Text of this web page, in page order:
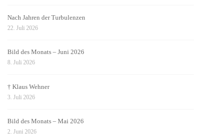
Nach Jahren der Turbulenzen
22. Juli 2026
Bild des Monats – Juni 2026
8. Juli 2026
† Klaus Wehner
3. Juli 2026
Bild des Monats – Mai 2026
2. Juni 2026